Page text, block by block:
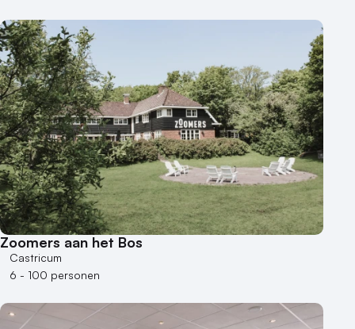
Zoomers aan het Bos
Castricum
6 - 100 personen